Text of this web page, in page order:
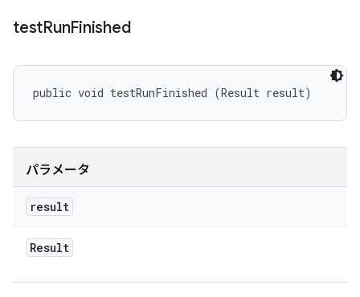
testRunFinished
public void testRunFinished (Result result)
パラメータ
result
Result